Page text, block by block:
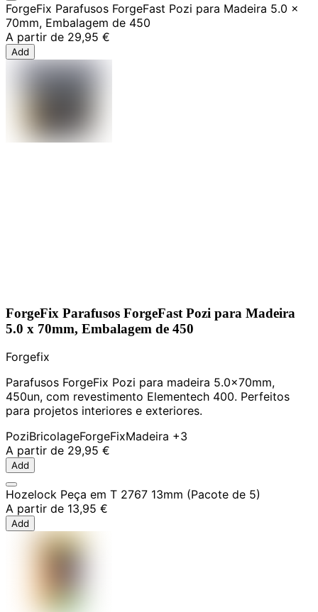
ForgeFix Parafusos ForgeFast Pozi para Madeira 5.0 x
70mm, Embalagem de 450
A partir de 29,95 €
Add
ForgeFix Parafusos ForgeFast Pozi para Madeira
5.0 x 70mm, Embalagem de 450
Forgefix
Parafusos ForgeFix Pozi para madeira 5.0x70mm,
450un, com revestimento Elementech 400. Perfeitos
para projetos interiores e exteriores.
PoziBricolageForgeFixMadeira +3
A partir de 29,95 €
Add
Hozelock Peça em T 2767 13mm (Pacote de 5)
A partir de 13,95 €
Add